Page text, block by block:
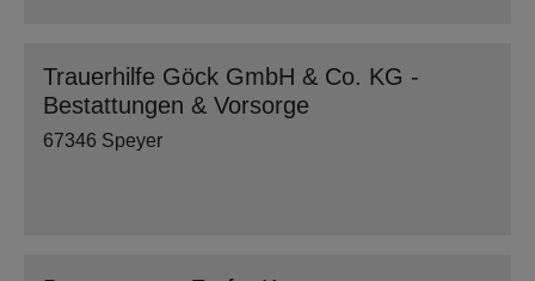
Trauerhilfe Göck GmbH & Co. KG -
Bestattungen & Vorsorge
67346 Speyer